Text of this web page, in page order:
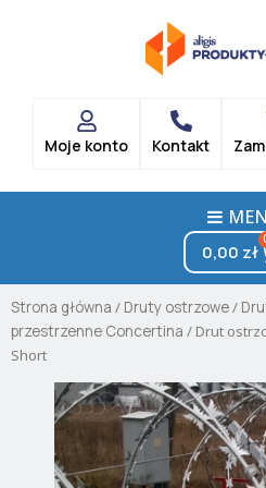
Moje konto Kontakt
0,00 zł
Strona główna / Druty ostrzowe/
przestrzenne Concertina / Drut
Short